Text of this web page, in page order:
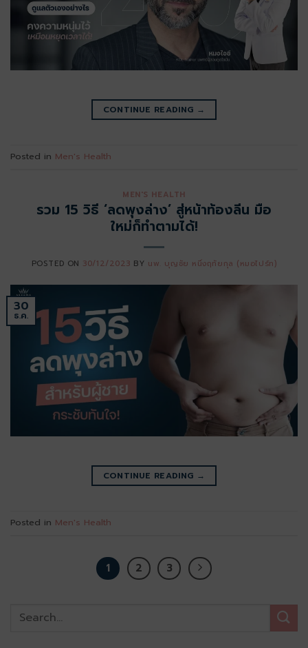
CONTINUE READING →
Posted in Men's Health
MEN'S HEALTH
รวม 15 วิธี ‘ลดพุงล่าง’ สู่หน้าท้องลีน มือ
ใหม่ก็ทำตามได้!
POSTED ON 30/12/2023 BY นพ. บุญชัย หนึ่งฤทัยกุล (หมอไปร์ท)
30
ธ.ค.
CONTINUE READING →
Posted in Men's Health
1 2 3